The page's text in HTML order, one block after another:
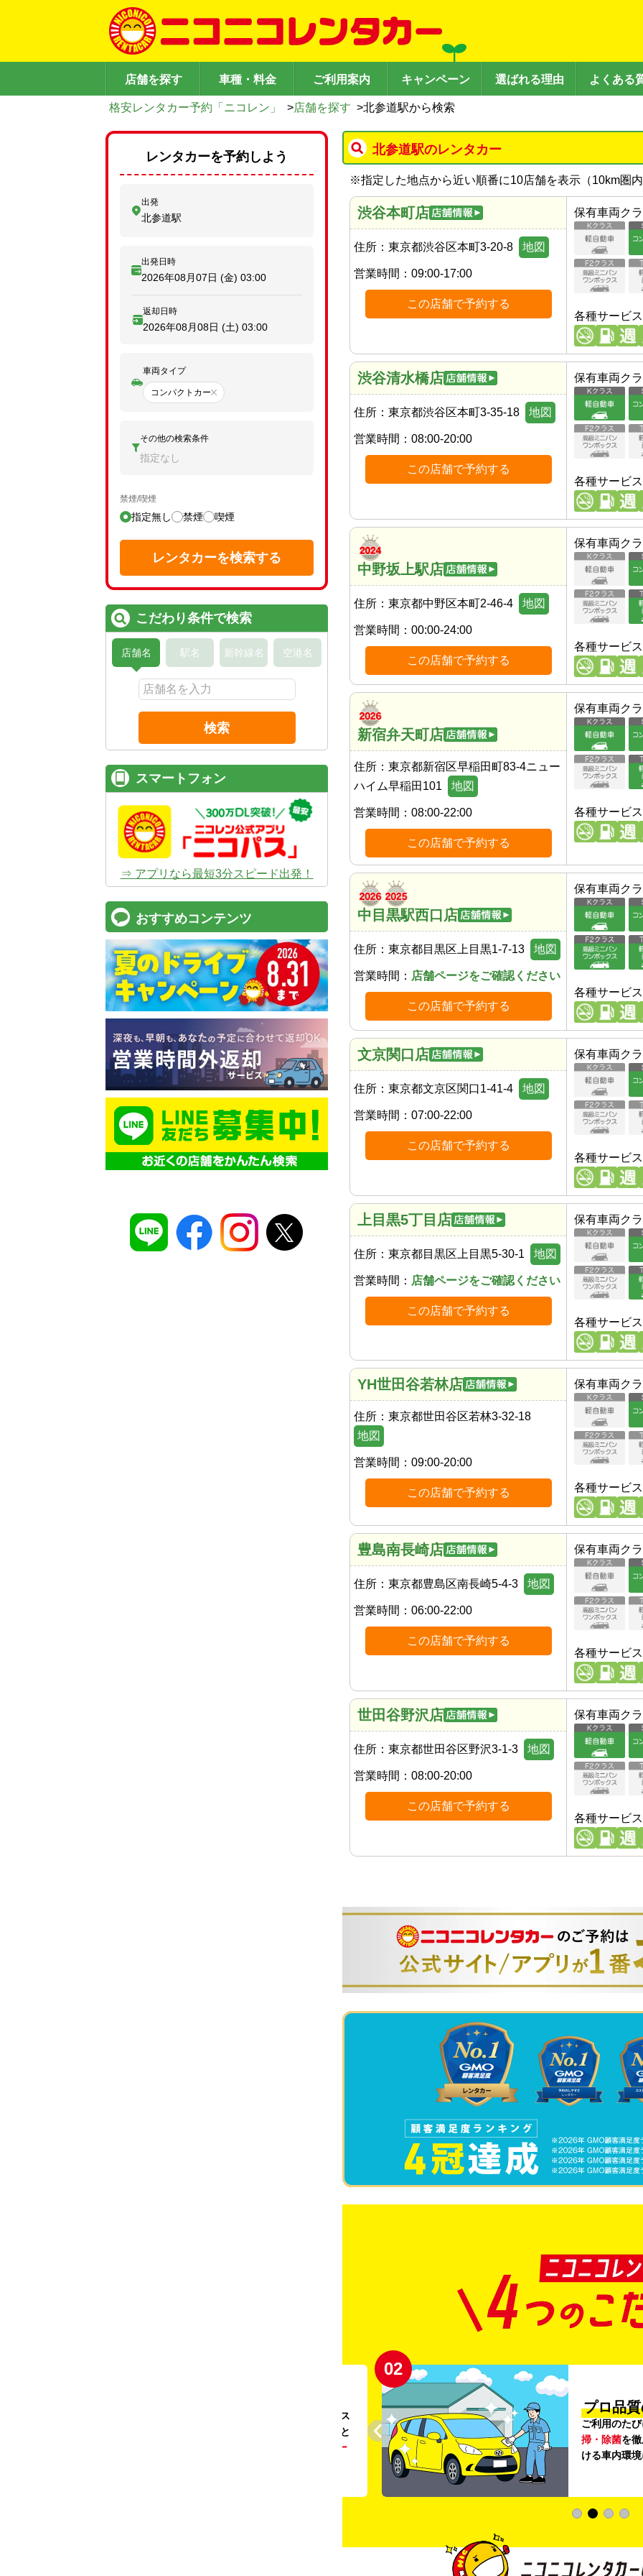
店舗を探す 車種・料金 ご利用案内 キャンペーン 選ばれる理由 よくある
格安レンタカー予約「ニコレン」 >店舗を探す >北参道駅から検索
北参道駅のレンタカー
※指定した地点から近い順番に10店舗を表示（10km圏
渋谷本町店
住所： 東京都渋谷区本町3-20-8 地図
営業時間： 09:00-17:00
この店舗で予約する
保有車両ク
各種サービス
渋谷清水橋店
住所： 東京都渋谷区本町3-35-18 地図
営業時間： 08:00-20:00
この店舗で予約する
保有車両ク
各種サービス
中野坂上駅店
住所： 東京都中野区本町2-46-4 地図
営業時間： 00:00-24:00
この店舗で予約する
保有車両ク
各種サービス
新宿弁天町店
住所： 東京都新宿区早稲田町83-4ニュー
ハイム早稲田101
地図
営業時間： 08:00-22:00
この店舗で予約する
保有車両ク
各種サービス
中目黒駅西口店
住所： 東京都目黒区上目黒1-7-13 地図
営業時間： 店舗ページをご確認ください
この店舗で予約する
保有車両ク
各種サービス
文京関口店
住所： 東京都文京区関口1-41-4 地図
営業時間： 07:00-22:00
この店舗で予約する
保有車両ク
各種サービス
上目黒5丁目店
住所： 東京都目黒区上目黒5-30-1 地図
営業時間： 店舗ページをご確認ください
この店舗で予約する
保有車両ク
各種サービス
YH世田谷若林店
住所： 東京都世田谷区若林3-32-18
地図
営業時間： 09:00-20:00
この店舗で予約する
保有車両ク
各種サービス
豊島南長崎店
住所： 東京都豊島区南長崎5-4-3 地図
営業時間： 06:00-22:00
この店舗で予約する
保有車両ク
各種サービス
世田谷野沢店
住所： 東京都世田谷区野沢3-1-3 地図
営業時間： 08:00-20:00
この店舗で予約する
保有車両ク
各種サービス
。ガソリンス
タンドや整備工場の既存インフラを活用すること
リー
02
プロ品
ご利用のた
掃・除菌を
ける車内環
レンタカーを予約しよう
出発
北参道駅
出発日時
2026年08月07日 (金) 03:00
返却日時
2026年08月08日 (土) 03:00
車両タイプ
コンパクトカー
その他の検索条件
指定なし
禁煙/喫煙
指定無し 禁煙 喫煙
レンタカーを検索する
こだわり条件で検索
店舗名 駅名 新幹線名 空港名
検索
スマートフォン
⇒ アプリなら最短3分スピード出発！
おすすめコンテンツ